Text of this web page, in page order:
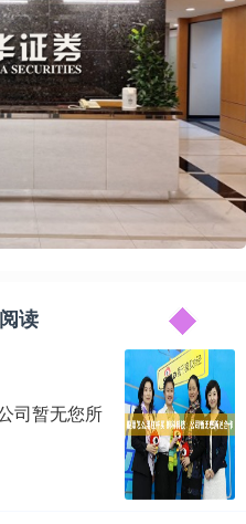
读
司暂无您所